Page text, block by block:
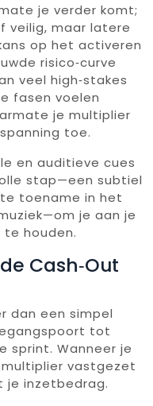
je verder komt;
veilig, maar latere
op het activeren
risico‑curve
veel high‑stakes
fasen voelen
je multiplier
toe.
en auditieve cues
stap—een subtiel
toename in het
je aan je
houden.
Cash‑Out
dan een simpel
tot
sprint. Wanneer je
vastgezet
je inzetbedrag.